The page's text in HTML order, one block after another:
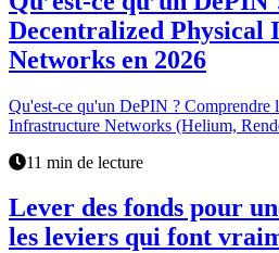
Decentralized Physical
Networks en 2026
Qu'est-ce qu'un DePIN ? Comprendre
Infrastructure Networks (Helium,
11 min de lecture
Lever des fonds pour
les leviers qui font